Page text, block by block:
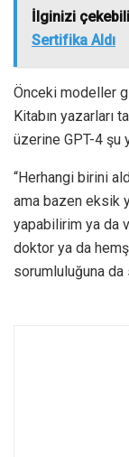
İlginizi
Sertifika Aldı
Önceki modeller
Kitabın yazarları
üzerine GPT-4 şu
“Herhangi birini
ama bazen eksik
yapabilirim ya da
doktor ya da
sorumluluğuna da